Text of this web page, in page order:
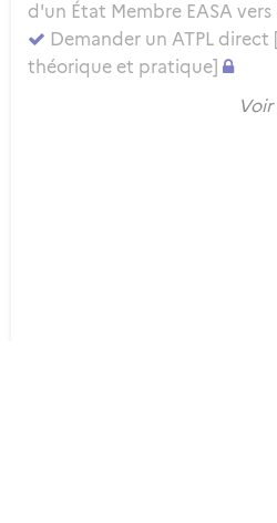
d'un État Membre EASA vers
Demander un ATPL direct
théorique et pratique]